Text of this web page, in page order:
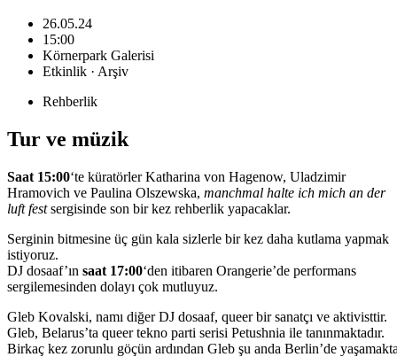
26.05.24
15:00
Körnerpark Galerisi
Etkinlik · Arşiv
Rehberlik
Tur ve müzik
Saat 15:00‘te küratörler Katharina von Hagenow, Uladzimir
Hramovich ve Paulina Olszewska, manchmal halte ich mich an der
luft festsergisinde son bir kez rehberlik yapacaklar.
Serginin bitmesine üç gün kala sizlerle bir kez daha kutlama yapmak
istiyoruz.
DJ dosaaf’ın saat 17:00‘den itibaren Orangerie’de performans
sergilemesinden dolayı çok mutluyuz.
Gleb Kovalski, namı diğer DJ dosaaf, queer bir sanatçı ve aktivisttir.
Gleb, Belarus’ta queer tekno parti serisi Petushnia ile tanınmaktadır.
Birkaç kez zorunlu göçün ardından Gleb şu anda Berlin’de